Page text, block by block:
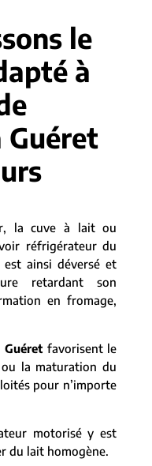
le
à
la cuve à lait ou
réfrigérateur du
ainsi déversé et
retardant son
en fromage,
Guéret favorisent le
la maturation du
pour n’importe
motorisé y est
du lait homogène.